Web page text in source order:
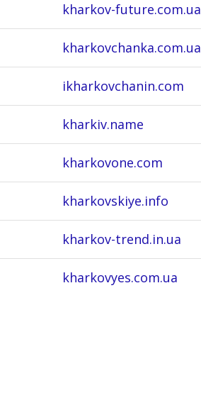
kharkov-future.com.ua
kharkovchanka.com.ua
ikharkovchanin.com
kharkiv.name
kharkovone.com
kharkovskiye.info
kharkov-trend.in.ua
kharkovyes.com.ua